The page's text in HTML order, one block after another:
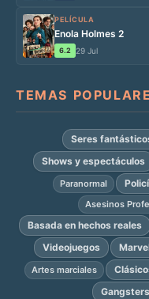
PELÍCULA
Enola Holmes 2
6.2 29 Jul
TEMAS
Seres
Shows y espectáculos
Paranormal
Asesinos
Basada en hechos reales
Videojuegos
Artes marciales